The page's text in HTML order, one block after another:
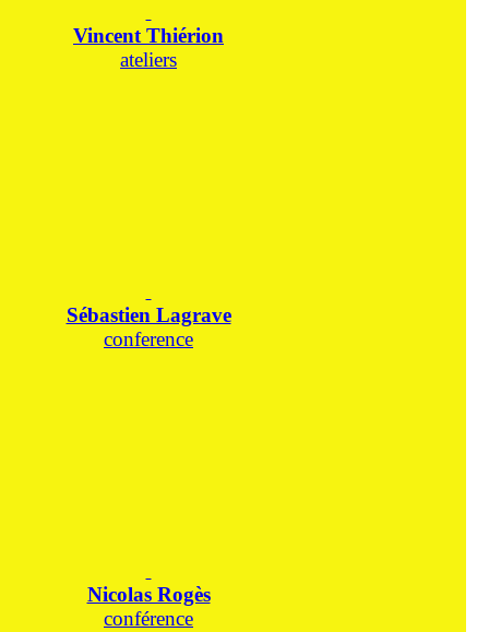
Vincent Thiérion
ateliers
Sébastien Lagrave
conference
Nicolas Rogès
conférence